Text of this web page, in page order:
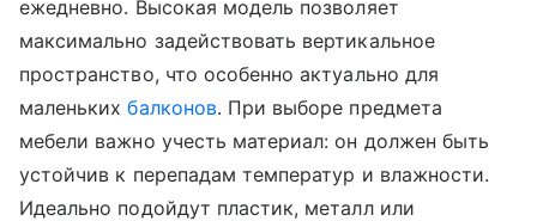
ежедневно. Высокая модель позволяет
максимально задействовать вертикальное
пространство, что особенно актуально для
маленькихбалконов. При выборе предмета
мебели важно учесть материал: он должен быть
устойчив к перепадам температур и влажности.
Идеально подойдут пластик, металл или